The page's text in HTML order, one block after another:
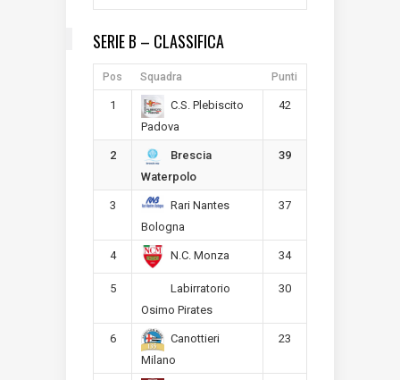
SERIE B – CLASSIFICA
Pos Squadra Punti
1
C.S. Plebiscito
Padova
42
2
Brescia
Waterpolo
39
3
Rari Nantes
Bologna
37
4 N.C. Monza 34
5
Labirratorio
Osimo Pirates
30
6
Canottieri
Milano
23